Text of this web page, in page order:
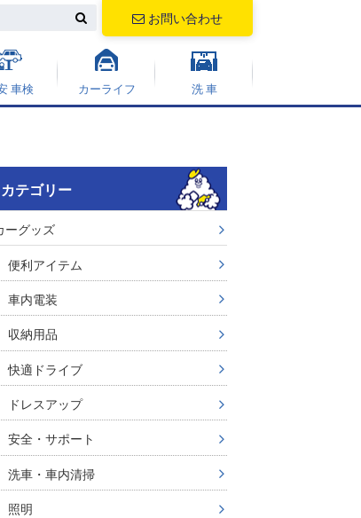
お問い合わせ
車検 カーライフ 洗 車
カテゴリー
ーグッズ
便利アイテム
車内電装
収納用品
快適ドライブ
ドレスアップ
安全・サポート
洗車・車内清掃
照明